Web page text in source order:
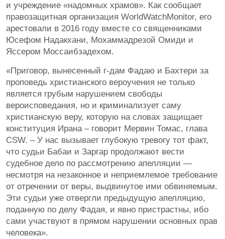
и учреждение «надомных храмов». Как сообщает
правозащитная организация WorldWatchMonitor, его
арестовали в 2016 году вместе со священниками
Юсефом Надакхани, Мохаммадрезой Омиди и
Яссером Моссаибзадехом.
«Приговор, вынесенный г-дам Фадаю и Бахтери за
проповедь христианского вероучения не только
является грубым нарушением свободы
вероисповедания, но и криминализует саму
христианскую веру, которую на словах защищает
конституция Ирана – говорит Мервин Томас, глава
CSW. – У нас вызывает глубокую тревогу тот факт,
что судьи Бабаи и Заргар продолжают вести
судебное дело по рассмотрению апелляции —
несмотря на незаконное и неприемлемое требование
от отречении от веры, выдвинутое ими обвиняемым.
Эти судьи уже отвергли предыдущую апелляцию,
поданную по делу Фадая, и явно пристрастны, ибо
сами участвуют в прямом нарушении основных прав
человека».